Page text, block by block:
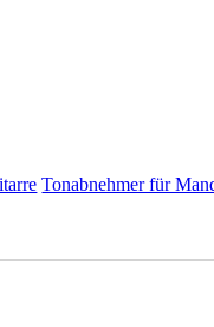
Tonabnehmer für